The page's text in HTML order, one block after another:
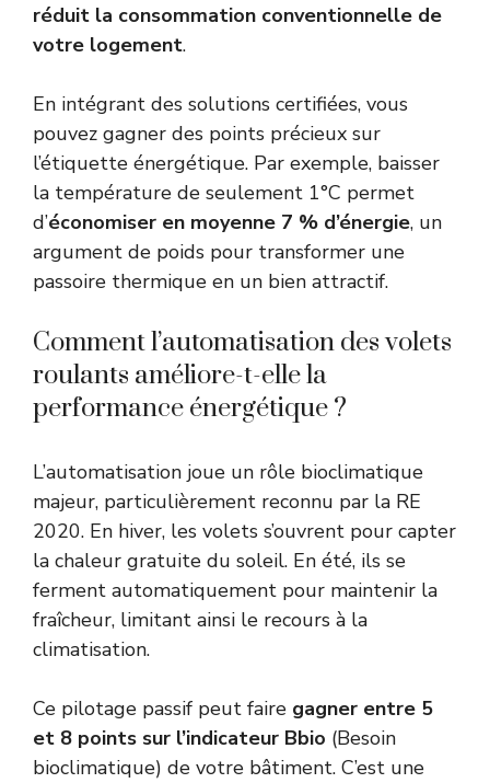
réduit la consommation conventionnelle de
votre logement.
En intégrant des solutions certifiées, vous
pouvez gagner des points précieux sur
l’étiquette énergétique. Par exemple, baisser
la température de seulement 1°C permet
d’économiser en moyenne 7 % d’énergie, un
argument de poids pour transformer une
passoire thermique en un bien attractif.
Comment l’automatisation des volets
roulants améliore-t-elle la
performance énergétique ?
L’automatisation joue un rôle bioclimatique
majeur, particulièrement reconnu par la RE
2020. En hiver, les volets s’ouvrent pour capter
la chaleur gratuite du soleil. En été, ils se
ferment automatiquement pour maintenir la
fraîcheur, limitant ainsi le recours à la
climatisation.
Ce pilotage passif peut faire gagner entre 5
et 8 points sur l’indicateur Bbio (Besoin
bioclimatique) de votre bâtiment. C’est une